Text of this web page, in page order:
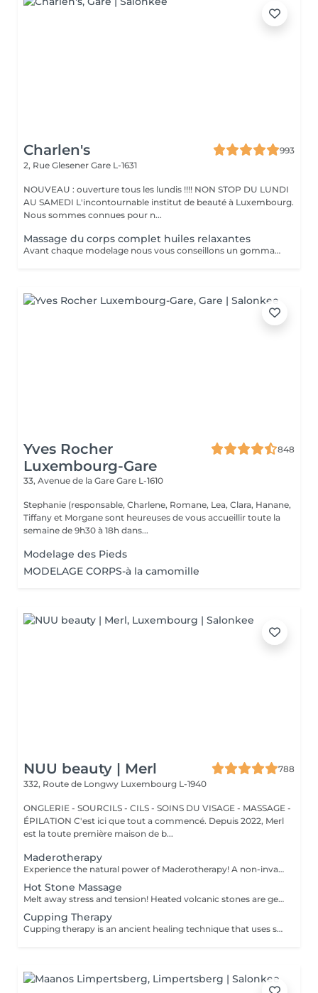
Charlen's
993
2, Rue Glesener Gare L-1631
NOUVEAU : ouverture tous les lundis !!!! NON STOP DU LUNDI
AU SAMEDI L'incontournable institut de beauté à Luxembourg.
Nous sommes connues pour n...
Massage du corps complet huiles relaxantes
Avant chaque modelage nous vous conseillons un gommage du corps peau de velours qui rendra votre peau toute douce. Le modelage est réalise par des personnes diplômées
Yves Rocher
Luxembourg-Gare
848
33, Avenue de la Gare Gare L-1610
Stephanie (responsable, Charlene, Romane, Lea, Clara, Hanane,
Tiffany et Morgane sont heureuses de vous accueillir toute la
semaine de 9h30 à 18h dans...
Modelage des Pieds
MODELAGE CORPS-à la camomille
NUU beauty | Merl
788
332, Route de Longwy Luxembourg L-1940
ONGLERIE - SOURCILS - CILS - SOINS DU VISAGE - MASSAGE -
ÉPILATION C'est ici que tout a commencé. Depuis 2022, Merl
est la toute première maison de b...
Maderotherapy
Experience the natural power of Maderotherapy! A non-invasive massage technique using wooden tools. It improves circulation and lymphatic drainage, reduces cellulite, helps contour the body, and eliminates excess fluid. Types: - Brazilian: focuses on legs and glutes, helps shape the silhouette; - Abdomen: reduces volume and firms the skin; - Full body: promotes relaxation and overall recovery. Age restrictions: recommended to do from 16 years old. Post-procedure recommendations: do not do sports and any sharp movement for 2-3 hours after the procedure. Frequency: 2-3 times per week, 8-10 sessions. Repeat once in 3-6 months. Contraindications: pregnancy, inflammation, acne, varicose veins in the acute stage.
Hot Stone Massage
Melt away stress and tension! Heated volcanic stones are gently placed and massaged over the body to warm the muscles, increase circulation, and promote a deep state of relaxation. Perfect for relieving tension, easing anxiety, and restoring inner calm. Age restrictions: there are no age restrictions for this procedure. Post procedure recommendations: do not do sport and any sharp movements 2-3 hours after the procedure. Frequency: 1-2 times per week, 10 times in total. Repeat once in 3-6 months.
Cupping Therapy
Cupping therapy is an ancient healing technique that uses special cups to create gentle suction on the skin. This suction promotes blood flow, relieves muscle tension, reduces inflammation, and supports deep relaxation. The treatment can help release toxins, improve circulation, and ease chronic pain or stiffness. *Please note that cupping therapy could just be added to a massage service with includes back massage.